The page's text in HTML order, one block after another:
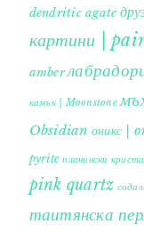
dendritic agate
картини |
amber
камък | Moonstone
Obsidian оникс |
pyrite планински
pink quartz
таитянска